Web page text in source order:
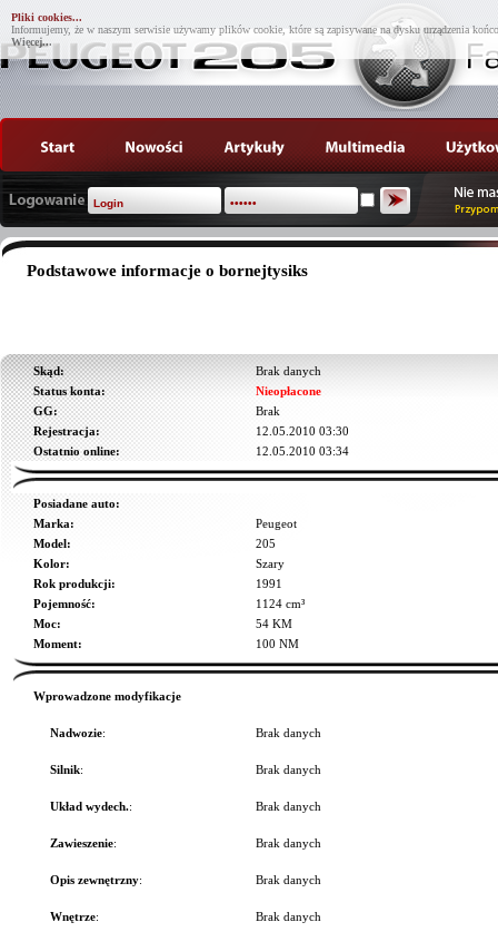
Pliki cookies...
Informujemy, że w naszym serwisie używamy plików cookie, które są zapisywane na dysku urządzenia
Więcej...
Podstawowe informacje o bornejtysiks
Skąd:
Brak danych
Status konta:
Nieopłacone
GG:
Brak
Rejestracja:
12.05.2010 03:30
Ostatnio online:
12.05.2010 03:34
Posiadane auto:
Marka:
Peugeot
Model:
205
Kolor:
Szary
Rok produkcji:
1991
Pojemność:
1124 cm³
Moc:
54 KM
Moment:
100 NM
Wprowadzone modyfikacje
Nadwozie: Brak danych
Silnik: Brak danych
Układ wydech.: Brak danych
Zawieszenie: Brak danych
Opis zewnętrzny: Brak danych
Wnętrze: Brak danych